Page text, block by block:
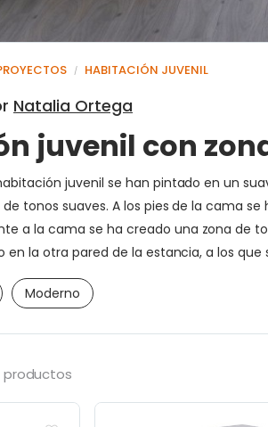
/ HABITACIÓN JUVENIL
Natalia Ortega
juvenil con
juvenil se han pintado en un
tonos suaves. A los pies de la cama
a la cama se ha creado una zona de
en la otra pared de la estancia, a los
Moderno
productos